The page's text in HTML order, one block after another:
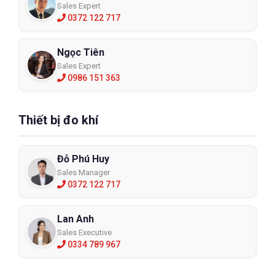
Sales Expert
0372 122 717
Ngọc Tiên
Sales Expert
0986 151 363
Thiết bị đo khí
Đỗ Phú Huy
Sales Manager
0372 122 717
Lan Anh
Sales Executive
0334 789 967